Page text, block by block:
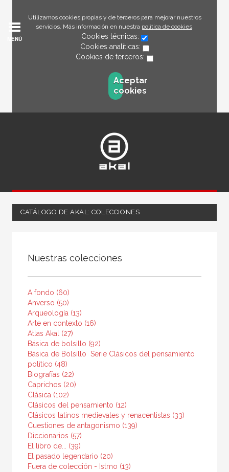
Utilizamos cookies propias y de terceros para mejorar nuestros
servicios. Más información en nuestra política de cookies.
Cookies técnicas:
Cookies analíticas:
Cookies de terceros:
Aceptar
cookies
MENÚ
CATÁLOGO DE AKAL: COLECCIONES
Ciencias humanas y sociales
Religión
MATERIAS
Hinduismo
Budismo
Islam
Contemporánea
Moderna
Mitología y religiones antiguas
Otras religiones
Medieval
Nuestras colecciones
A fondo (60)
Anverso (50)
Arqueología (13)
Arte en contexto (16)
Atlas Akal (27)
Básica de bolsillo (92)
Básica de Bolsillo  Serie Clásicos del pensamiento
político (48)
Biografías (22)
Caprichos (20)
Clásica (102)
Clásicos del pensamiento (12)
Clásicos latinos medievales y renacentistas (33)
Cuestiones de antagonismo (139)
Diccionarios (57)
El libro de... (39)
El pasado legendario (20)
Fuera de colección - Istmo (13)